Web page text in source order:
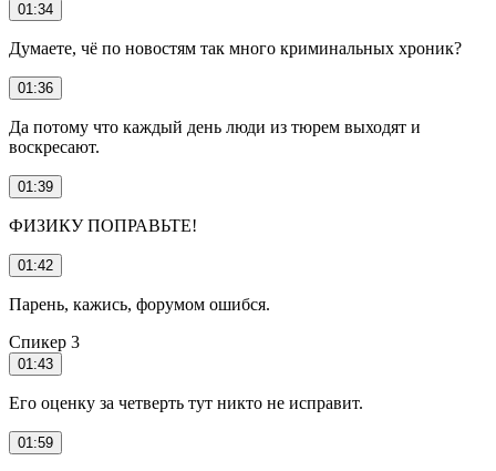
01:34
Думаете, чё по новостям так много криминальных хроник?
01:36
Да потому что каждый день люди из тюрем выходят и
воскресают.
01:39
ФИЗИКУ ПОПРАВЬТЕ!
01:42
Парень, кажись, форумом ошибся.
Спикер 3
01:43
Его оценку за четверть тут никто не исправит.
01:59